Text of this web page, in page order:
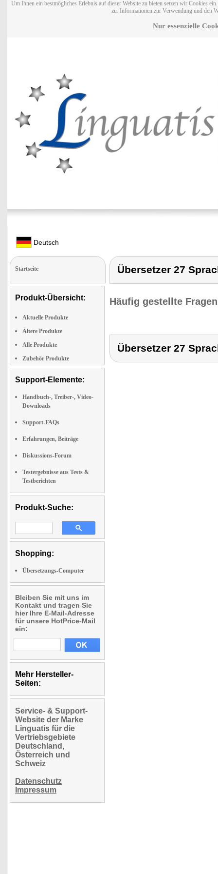
Um Ihnen ein bestmögliches Erlebnis auf dieser Website zu bieten setzen wir Cookies
zu. Informationen zur Verwendung und den
Nur essenzielle
Deutsch
Startseite
Produkt-Übersicht:
Aktuelle Produkte
Ältere Produkte
Alle Produkte
Zubehör Produkte
Support-Elemente:
Handbuch-, Treiber-, Video-
Downloads
Support-FAQs
Erfahrungen, Beiträge
Diskussions-Forum
Testergebnisse aus Tests &
Testberichten
Produkt-Suche:
Shopping:
Übersetzungs-Computer
Bleiben Sie mit uns im
Kontakt und tragen Sie
hier Ihre E-Mail-Adresse
für unsere HotPrice-Mail
ein:
Mehr Hersteller-
Seiten:
Service- & Support-
Website der Marke
Linguatis für die
Vertriebsgebiete
Deutschland,
Österreich und
Schweiz
Datenschutz
Impressum
Übersetzer 27
Häufig gestellte
Übersetzer 27